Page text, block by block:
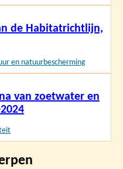
de Habitatrichtlijn,
en natuurbescherming
van zoetwater en